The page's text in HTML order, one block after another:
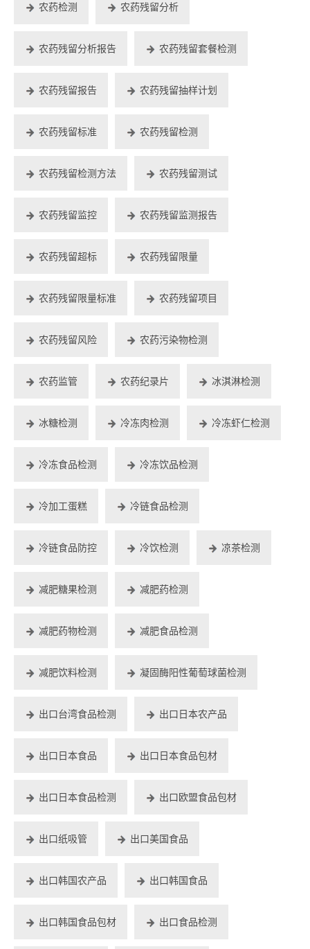
农药检测 农药残留分析
农药残留分析报告 农药残留套餐检测
农药残留报告 农药残留抽样计划
农药残留标准 农药残留检测
农药残留检测方法 农药残留测试
农药残留监控 农药残留监测报告
农药残留超标 农药残留限量
农药残留限量标准 农药残留项目
农药残留风险 农药污染物检测
农药监管 农药纪录片 冰淇淋检测
冰糖检测 冷冻肉检测 冷冻虾仁检测
冷冻食品检测 冷冻饮品检测
冷加工蛋糕 冷链食品检测
冷链食品防控 冷饮检测 凉茶检测
减肥糖果检测 减肥药检测
减肥药物检测 减肥食品检测
减肥饮料检测 凝固酶阳性葡萄球菌检测
出口台湾食品检测 出口日本农产品
出口日本食品 出口日本食品包材
出口日本食品检测 出口欧盟食品包材
出口纸吸管 出口美国食品
出口韩国农产品 出口韩国食品
出口韩国食品包材 出口食品检测